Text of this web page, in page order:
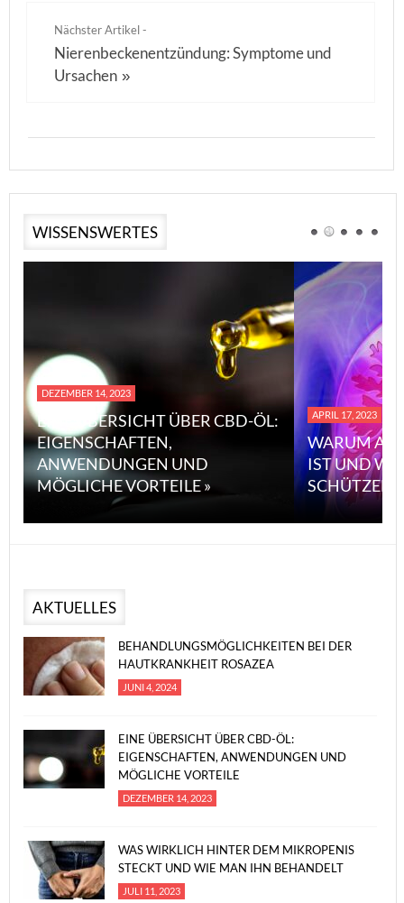
Nächster Artikel -
Nierenbeckenentzündung: Symptome und
Ursachen »
WISSENSWERTES
DEZEMBER 14, 2023
EINE ÜBERSICHT ÜBER CBD-ÖL:
EIGENSCHAFTEN,
ANWENDUNGEN UND
MÖGLICHE VORTEILE »
APRIL 17, 2023
WARUM
IST UND
SCHÜTZEN
AKTUELLES
BEHANDLUNGSMÖGLICHKEITEN BEI DER
HAUTKRANKHEIT ROSAZEA
JUNI 4, 2024
EINE ÜBERSICHT ÜBER CBD-ÖL:
EIGENSCHAFTEN, ANWENDUNGEN UND
MÖGLICHE VORTEILE
DEZEMBER 14, 2023
WAS WIRKLICH HINTER DEM MIKROPENIS
STECKT UND WIE MAN IHN BEHANDELT
JULI 11, 2023